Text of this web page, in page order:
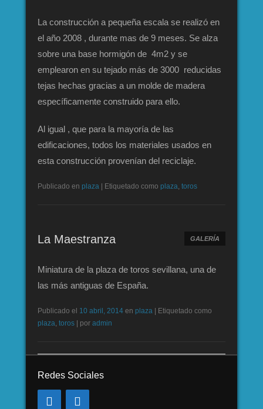
La construcción a pequeña escala se realizó en
el año 2008 , durante mas de 9 meses. Se alza
sobre una base hormigón de 4m2 y se
emplearon en su tejado más de 3000 reducidas
tejas hechas gracias a un molde de madera
específicamente construido para ello.
Al igual , que para la mayoría de las
edificaciones, todos los materiales usados en
esta construcción provenían del reciclaje.
Publicado en plaza Etiquetado como plaza, toros
La Maestranza GALERÍA
Miniatura de la plaza de toros sevillana, una de
las más antiguas de España.
Publicado el 10 abril, 2014 en plaza
Etiquetado como
plaza, toros por admin
Redes Sociales